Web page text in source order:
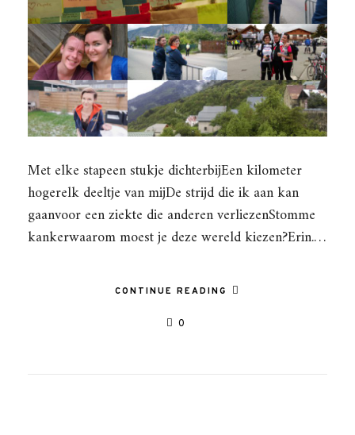
Met elke stapeen stukje dichterbijEen kilometer
hogerelk deeltje van mijDe strijd die ik aan kan
gaanvoor een ziekte die anderen verliezenStomme
kankerwaarom moest je deze wereld kiezen?Erin.…
CONTINUE READING
0